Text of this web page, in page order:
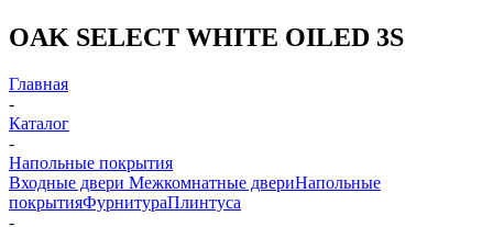
OAK SELECT WHITE OILED 3S
Главная
-
Каталог
-
Напольные покрытия
Входные двери Межкомнатные двериНапольные
покрытияФурнитураПлинтуса
-